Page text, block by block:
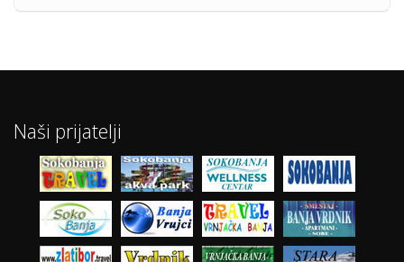
Naši prijatelji